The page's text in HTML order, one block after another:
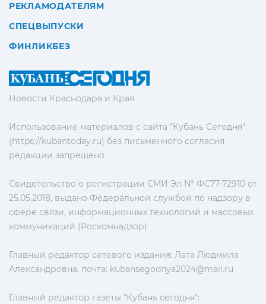
Новости Краснодара и Края
Использование материалов с сайта "Кубань Сегодня"
(https://kubantoday.ru) без письменного согласия
редакции запрещено
Свидетельство о регистрации СМИ Эл № ФС77-72910 от
25.05.2018, выдано Федеральной службой по надзору в
сфере связи, информационных технологий и массовых
коммуникаций (Роскомнадзор)
Главный редактор сетевого издания: Лата Людмила
Александровна, почта: kubansegodnya2024@mail.ru
Главный редактор газеты "Кубань сегодня":
РЕКЛАМОДАТЕЛЯМ
СПЕЦВЫПУСКИ
ФИНЛИКБЕЗ